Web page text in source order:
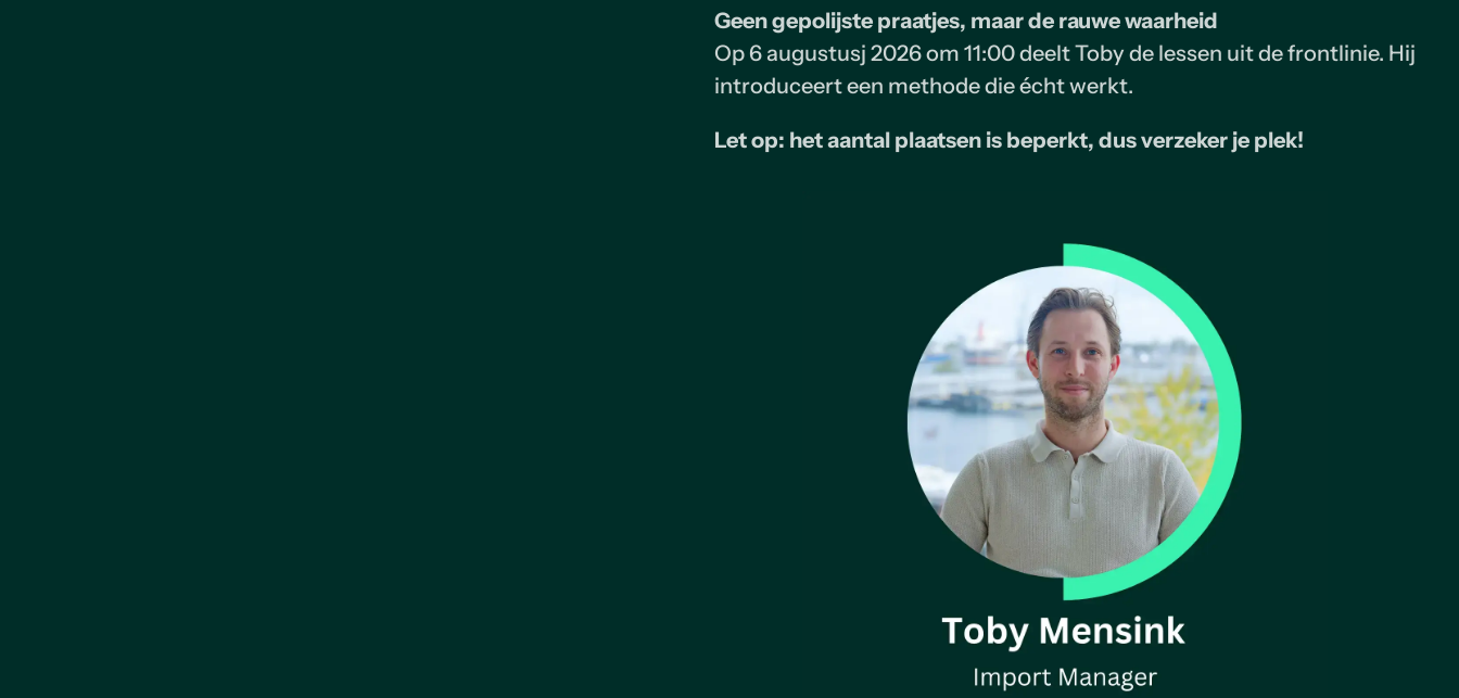
Geen gepolijste praatjes, maar de rauwe waarheid
Op 6 augustusj 2026 om 11:00 deelt Toby de lessen uit de frontlinie. Hij
introduceert een methode die écht werkt.
Let op: het aantal plaatsen is beperkt, dus verzeker je plek!